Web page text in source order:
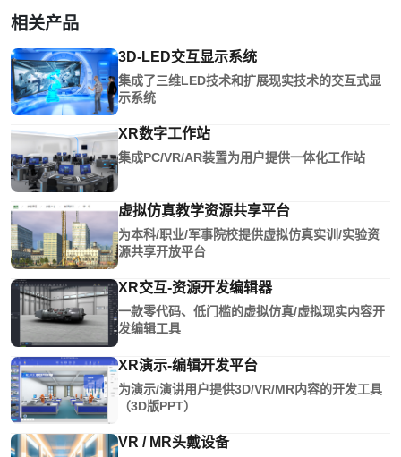
相关产品
3D-LED交互显示系统
集成了三维LED技术和扩展现实技术的交互式显
示系统
XR数字工作站
集成PC/VR/AR装置为用户提供一体化工作站
虚拟仿真教学资源共享平台
为本科/职业/军事院校提供虚拟仿真实训/实验资
源共享开放平台
XR交互-资源开发编辑器
一款零代码、低门槛的虚拟仿真/虚拟现实内容开
发编辑工具
XR演示-编辑开发平台
为演示/演讲用户提供3D/VR/MR内容的开发工具
（3D版PPT）
VR / MR头戴设备